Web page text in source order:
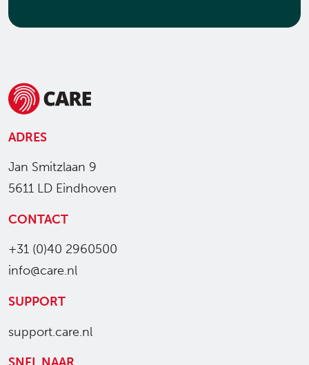
ADRES
Jan Smitzlaan 9
5611 LD Eindhoven
CONTACT
+31 (0)40 2960500
info@care.nl
SUPPORT
support.care.nl